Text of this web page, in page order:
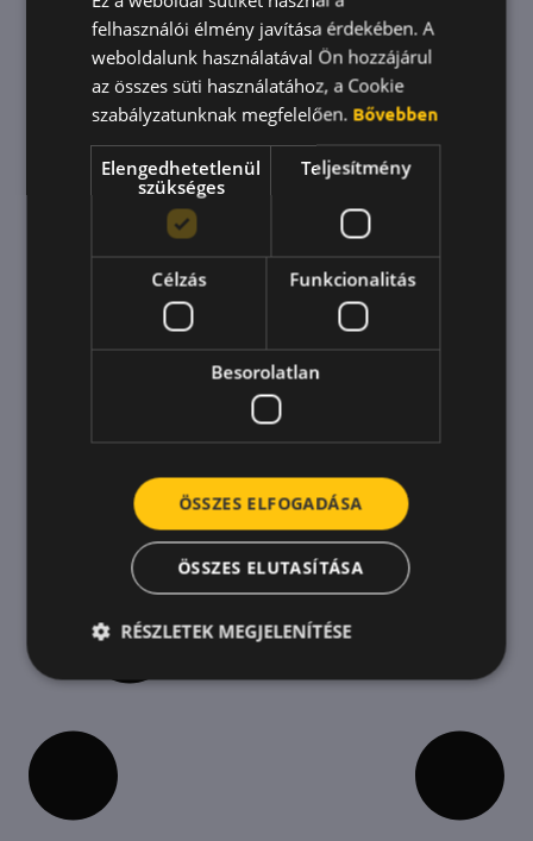
Az összefogás jutalma 🥰💪🍯
Régóta törpölünk azon, hogyan tudnánk az
egyedi szinten megjelenő jutalmakat egy közös
jóra átfordítani. A Beeward tökéletes színtere a
mindennapos elismerésnek. Ez a fajta értékelés,
nem pénzbeli juttatások formájában már
önmagában ajándék.
ENGLISH
KOREAN
felhasználói élmény javítása érdekében. A
weboldalunk használatával Ön hozzájárul
az összes süti használatához, a Cookie
szabályzatunknak megfelelően. Bővebben
Elengedhetetlenül
szükséges
Teljesítmény
Célzás Funkcionalitás
Besorolatlan
ÖSSZES ELFOGADÁSA
ÖSSZES ELUTASÍTÁSA
RÉSZLETEK MEGJELENÍTÉSE